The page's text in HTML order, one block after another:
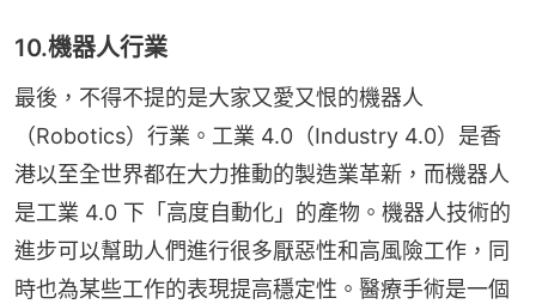
10.機器人行業
最後，不得不提的是大家又愛又恨的機器人
（Robotics）行業。工業 4.0（Industry 4.0）是香
港以至全世界都在大力推動的製造業革新，而機器人
是工業 4.0 下「高度自動化」的產物。機器人技術的
進步可以幫助人們進行很多厭惡性和高風險工作，同
時也為某些工作的表現提高穩定性。醫療手術是一個